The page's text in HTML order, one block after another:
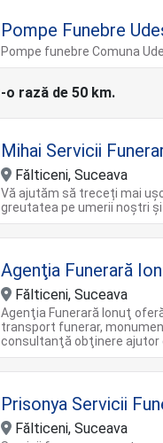
Pompe Funebre
Pompe funebre Comuna
rază de 50 km.
Mihai Servicii
Fălticeni, Suceava
Vă ajutăm să treceți mai
greutatea pe umerii noștri
Agenţia Funerară
Fălticeni, Suceava
Agenţia Funerară Ionuţ
transport funerar,
consultanţă obţinere ajutor
Prisonya Servicii
Fălticeni, Suceava